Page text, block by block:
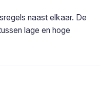
naast elkaar. De
lage en hoge